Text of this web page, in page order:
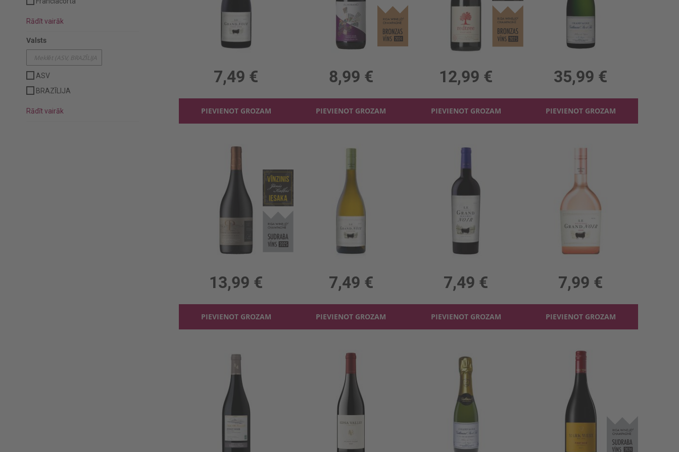
7,49 €
PIEVIENOT GROZAM
Sarkanv. Almorano Pinot Noir 13%
8,99 €
PIEVIENOT GROZAM
Sarkanv. Redtree Pinot Noir 13.5%
12,99 €
PIEVIENOT GROZAM
Šamp. Gallimard Blanc De Noir 12%
35,99 €
PIEVIENOT GROZAM
13,99 €
PIEVIENOT GROZAM
Baltv. Le Grand Noir Viognier 13%
7,49 €
PIEVIENOT GROZAM
Sarkanv. Le Grand Noir Malbec 13%
7,49 €
PIEVIENOT GROZAM
Rozā vīns Le Grand Noir Rose 13%
7,99 €
PIEVIENOT GROZAM
Rādīt vairāk
Valsts
ASV
BRAZĪLIJA
Rādīt vairāk